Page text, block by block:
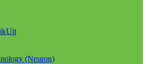
(Neuron)